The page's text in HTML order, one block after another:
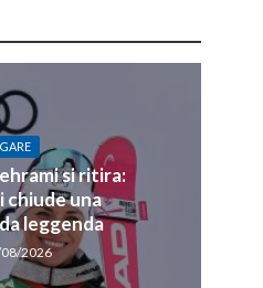
GARE
si ritira:
chiude una
leggenda
2026